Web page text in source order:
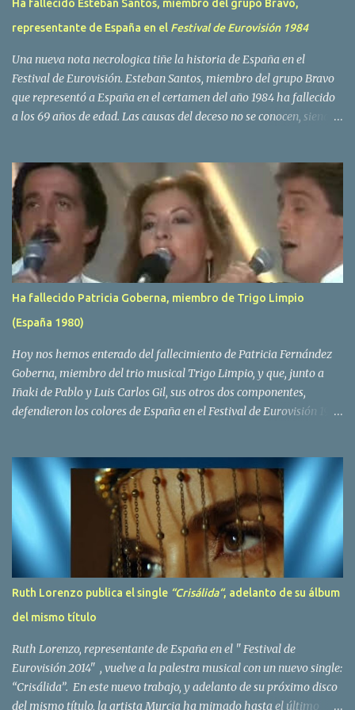
Ha fallecido Esteban Santos, miembro del grupo Bravo,
representante de España en el Festival de Eurovisión 1984
Una nueva nota necrologica tiñe la historia de España en el
Festival de Eurovisión. Esteban Santos, miembro del grupo Bravo
que representó a España en el certamen del año 1984 ha fallecido
a los 69 años de edad. Las causas del deceso no se conocen, siendo
traves de las redes sociales. Nacido en Tolosa en 1951, durante su
epoca universitaria en la carrera de empresariales conoció al
estudiante de medicina Luis Villar, comenzando a actuar
juntos,Santos a la guitarra y Villar al piano, sin atreverse a dar el
salto al mercado profesional. Sin embargo esto cambió gracias a la
propia Amaia Saizar, que tras su abandono de Trigo Limpio,
recibió por parte de la discografica Hispavox el encargo de crear
un nuevo grupo, reclutando al duo de amigos y a la ex modelo
Yolanda Hoyos. Con los cuatro surgió en el año 1982 el grupo
Ha fallecido Patricia Goberna, miembro de Trigo Limpio
(España 1980)
Hoy nos hemos enterado del fallecimiento de Patricia Fernández
Goberna, miembro del trio musical Trigo Limpio, y que, junto a
Iñaki de Pablo y Luis Carlos Gil, sus otros dos componentes,
defendieron los colores de España en el Festival de Eurovisión 1980
padeciendo desde hace tiempo. Patricia Fernández Goberna,
nacida en 1957, entró a formar parte de la formación musical
antes mencionada en el año 1979 sustituyendo a Amaya Saizar. Es
el año 1980 cuando son elegidos para representar a España en
Dublín donde, con su tema Quedate esta noche, obtienen el puesto
12 de 19 países. Tras esta participación graban en Estados Unidos
el disco Entrañablemente , abriendole las puertas del éxito en
America Latina, en especial en Mexico, en donde pasan largas
temporadas. En Trigo Limpio permanecerá hasta el año 1988,
Ruth Lorenzo publica el single “Crisálida“, adelanto de su álbum
del mismo título
Ruth Lorenzo, representante de España en el " Festival de
Eurovisión 2014" , vuelve a la palestra musical con un nuevo single:
“Crisálida”. En este nuevo trabajo, y adelanto de su próximo disco
del mismo título, la artista Murcia ha mimado hasta el último